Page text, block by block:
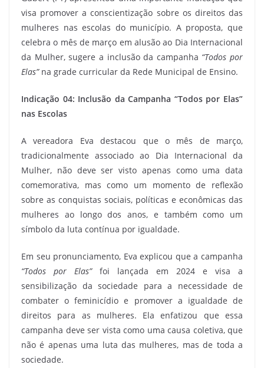
visa promover a conscientização sobre os direitos das
mulheres nas escolas do município. A proposta, que
celebra o mês de março em alusão ao Dia Internacional
da Mulher, sugere a inclusão da campanha “Todos por
Elas”na grade curricular da Rede Municipal de Ensino.
Indicação 04: Inclusão da Campanha “Todos por Elas”
nas Escolas
A vereadora Eva destacou que o mês de março,
tradicionalmente associado ao Dia Internacional da
Mulher, não deve ser visto apenas como uma data
comemorativa, mas como um momento de reflexão
sobre as conquistas sociais, políticas e econômicas das
mulheres ao longo dos anos, e também como um
símbolo da luta contínua por igualdade.
Em seu pronunciamento, Eva explicou que a campanha
“Todos por Elas”foi lançada em 2024 e visa a
sensibilização da sociedade para a necessidade de
combater o feminicídio e promover a igualdade de
direitos para as mulheres. Ela enfatizou que essa
campanha deve ser vista como uma causa coletiva, que
não é apenas uma luta das mulheres, mas de toda a
sociedade.